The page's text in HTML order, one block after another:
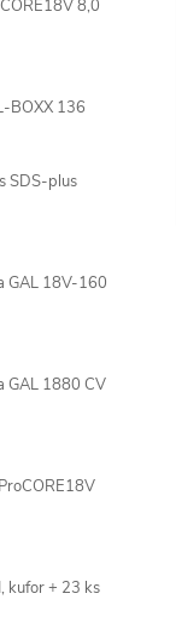
8,0
BOXX 136
SDS-plus
GAL 18V-160
GAL 1880 CV
kufor + 23 ks